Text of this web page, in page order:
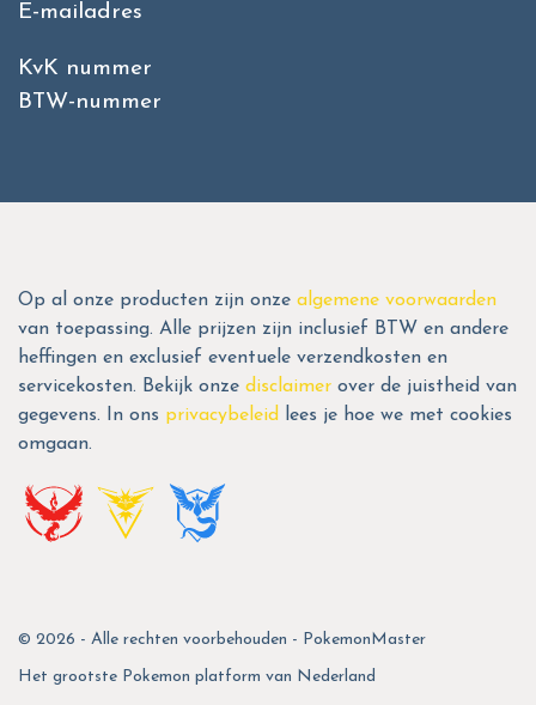
E-mailadres
KvK nummer
BTW-nummer
Op al onze producten zijn onze algemene voorwaarden
van toepassing. Alle prijzen zijn inclusief BTW en andere
heffingen en exclusief eventuele verzendkosten en
servicekosten. Bekijk onze disclaimer over de juistheid van
gegevens. In ons privacybeleid
lees je hoe we met cookies
omgaan.
© 2026 - Alle rechten voorbehouden - PokemonMaster
Het grootste Pokemon platform van Nederland